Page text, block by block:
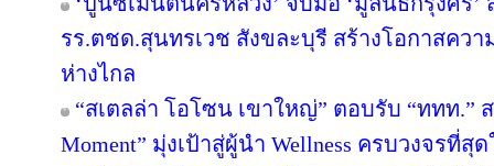
รร.ตชด.สุนทรเวช สังขละบุรี สร้างโอกาสคว
ห่างไกล
“สเตลล่า โอโซน เขาใหญ่” ตอบรับ “ททท.” ส
Moment” มุ่งเป้าสู่ผู้นำ Wellness ครบวงจรที่